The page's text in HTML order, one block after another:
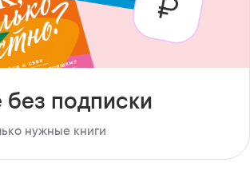
без подписки
нужные книги